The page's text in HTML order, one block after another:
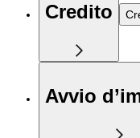
Credito
Avvio